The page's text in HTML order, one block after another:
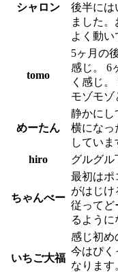
シャロン
後半には
ました
よく動い
tomo
5ヶ月の
感じ。 6
く感じ
モゾモゾ
めーたん
静かにし
横になっ
していま
hiro
グルグル
ちゃんべー
最初はポ
がはじけ
従ってど
るように
いちご大福
感じ初め
今はぴく
なります